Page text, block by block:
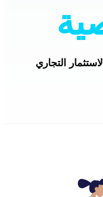
التجاري